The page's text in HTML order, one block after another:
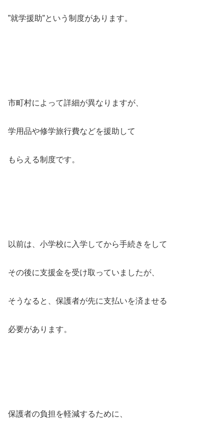
”就学援助”という制度があります。
市町村によって詳細が異なりますが、
学用品や修学旅行費などを援助して
もらえる制度です。
以前は、小学校に入学してから手続きをして
その後に支援金を受け取っていましたが、
そうなると、保護者が先に支払いを済ませる
必要があります。
保護者の負担を軽減するために、